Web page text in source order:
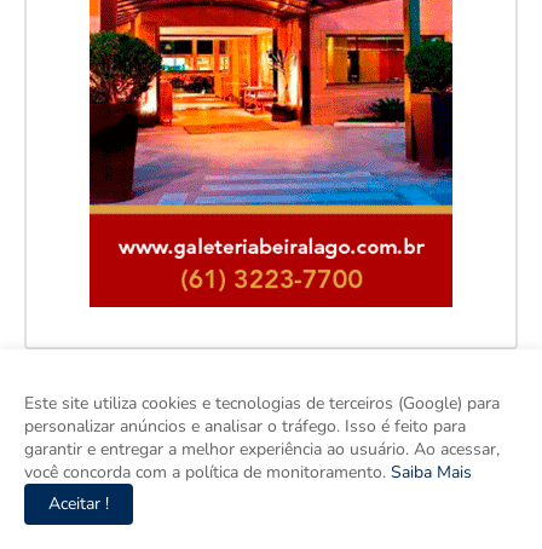
Este site utiliza cookies e tecnologias de terceiros (Google) para
personalizar anúncios e analisar o tráfego. Isso é feito para
garantir e entregar a melhor experiência ao usuário. Ao acessar,
você concorda com a política de monitoramento. Saiba Mais
Aceitar !